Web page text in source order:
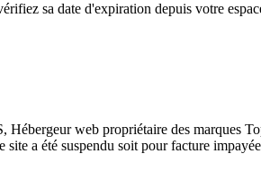
sa date d'expiration depuis votre
Hébergeur web propriétaire des
site a été suspendu soit pour facture